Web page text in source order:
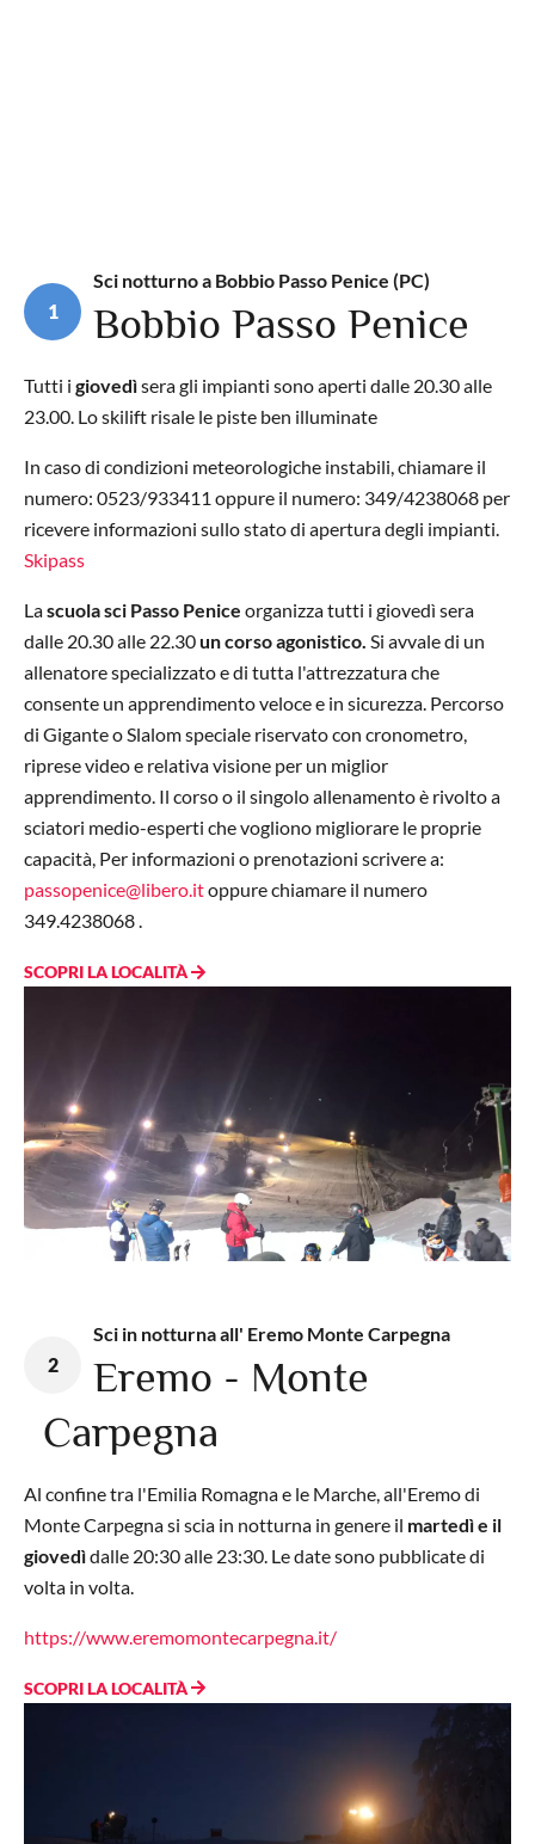
1
Sci notturno a Bobbio Passo Penice (PC)
Bobbio Passo Penice
Tutti i giovedìsera gli impianti sono aperti dalle 20.30 alle
23.00. Lo skilift risale le piste ben illuminate
In caso di condizioni meteorologiche instabili, chiamare il
numero: 0523/933411 oppure il numero: 349/4238068 per
ricevere informazioni sullo stato di apertura degli impianti.
Skipass
Lascuola sci Passo Penice organizza tutti i giovedì sera
dalle 20.30 alle 22.30un corso agonistico. Si avvale di un
allenatore specializzato e di tutta l'attrezzatura che
consente un apprendimento veloce e in sicurezza. Percorso
di Gigante o Slalom speciale riservato con cronometro,
riprese video e relativa visione per un miglior
apprendimento. Il corso o il singolo allenamento è rivolto a
sciatori medio-esperti che vogliono migliorare le proprie
capacità, Per informazioni o prenotazioni scrivere a:
passopenice@libero.itoppure chiamare il numero
349.4238068.
SCOPRI LA LOCALITÀ
2
Sci in notturna all' Eremo Monte Carpegna
Eremo - Monte
Carpegna
Al confine tra l'Emilia Romagna e le Marche, all'Eremo di
Monte Carpegna si scia in notturna in genere il martedì e il
giovedìdalle 20:30 alle 23:30. Le date sono pubblicate di
volta in volta.
https://www.eremomontecarpegna.it/
SCOPRI LA LOCALITÀ